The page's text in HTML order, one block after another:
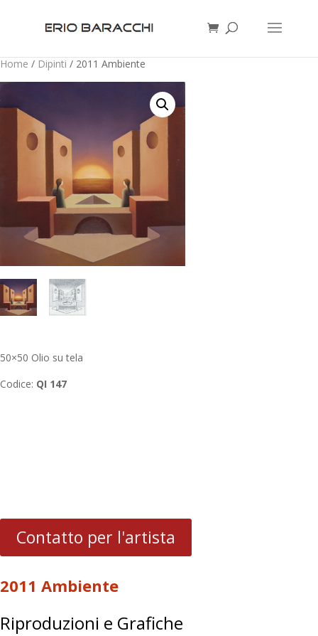
Home / Dipinti / 2011 Ambiente
50×50 Olio su tela
Codice: QI 147
Contatto per l'artista
2011 Ambiente
Riproduzioni e Grafiche